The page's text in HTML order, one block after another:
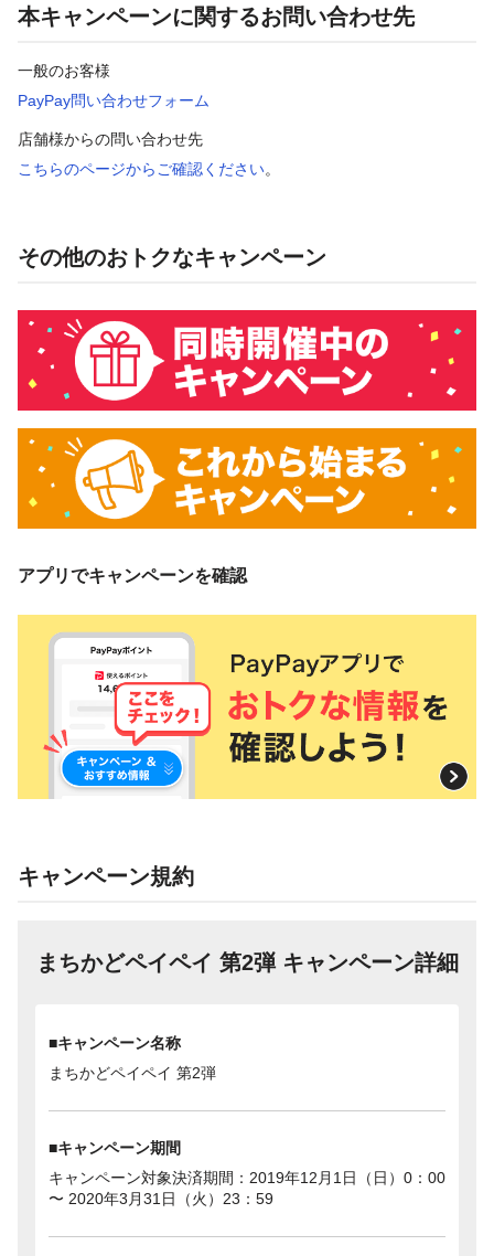
本キャンペーンに関するお問い合わせ先
一般のお客様
PayPay問い合わせフォーム
店舗様からの問い合わせ先
こちらのページからご確認ください。
その他のおトクなキャンペーン
アプリでキャンペーンを確認
キャンペーン規約
まちかどペイペイ 第2弾 キャンペーン詳細
■キャンペーン名称
まちかどペイペイ 第2弾
■キャンペーン期間
キャンペーン対象決済期間：2019年12月1日（日）0：00
〜 2020年3月31日（火）23：59